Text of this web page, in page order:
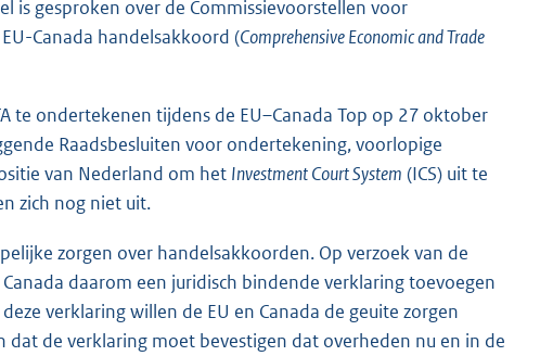
is gesproken over de Commissievoorstellen voor
Canada handelsakkoord (Comprehensive Economic and Trade
te ondertekenen tijdens de EU–Canada Top op 27 oktober
Raadsbesluiten voor ondertekening, voorlopige
van Nederland om het Investment Court System (ICS) uit te
zich nog niet uit.
zorgen over handelsakkoorden. Op verzoek van de
daarom een juridisch bindende verklaring toevoegen
verklaring willen de EU en Canada de geuite zorgen
de verklaring moet bevestigen dat overheden nu en in de